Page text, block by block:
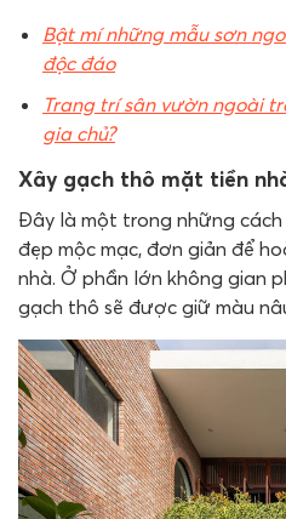
Bật mí những mẫu sơn
độc đáo
Trang trí sân vườn ngoài
gia chủ?
Xây gạch thô mặt tiền
Đây là một trong những
đẹp mộc mạc, đơn giản để
nhà. Ở phần lớn không gian
gạch thô sẽ được giữ màu